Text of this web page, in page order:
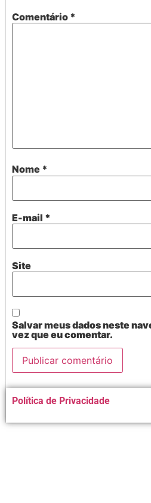
Comentário *
Nome *
E-mail *
Site
Salvar meus dados neste
vez que eu comentar.
Alternative:
Política de Privacidade